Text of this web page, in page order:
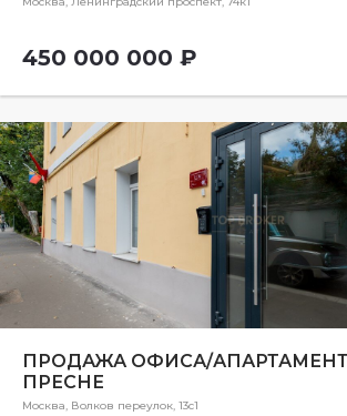
450 000 000 ₽
ПРОДАЖА ОФИСА/
ПРЕСНЕ
Москва, Волков переулок, 13с1